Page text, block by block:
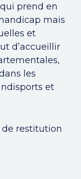
prend en
mais
et
d’accueillir
les
et
de restitution